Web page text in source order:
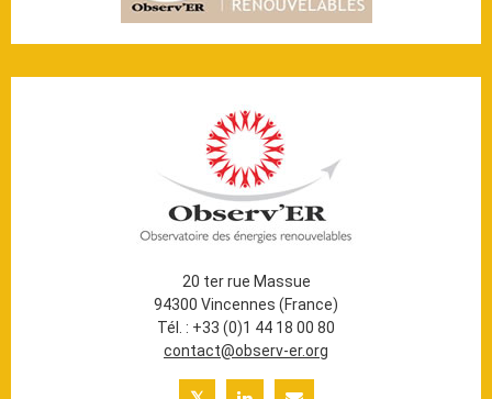
20 ter rue Massue
94300 Vincennes (France)
Tél. : +33 (0)1 44 18 00 80
contact@observ-er.org